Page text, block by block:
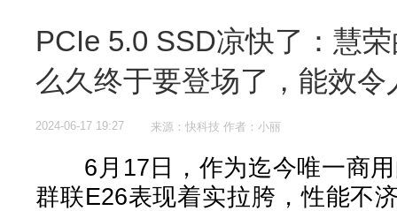
PCIe 5.0 SSD凉快了：慧
么久终于要登场了，能效令
2024-06-17 19:27 来源：快科技 作者：小丽
6月17日，作为迄今唯一商用
群联E26表现着实拉胯，性能不